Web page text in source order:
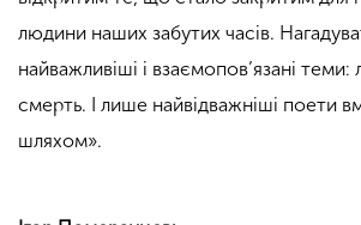
людини наших забутих часів.
найважливіші і взаємопов’язані теми:
смерть. І лише найвідважніші поети
шляхом».